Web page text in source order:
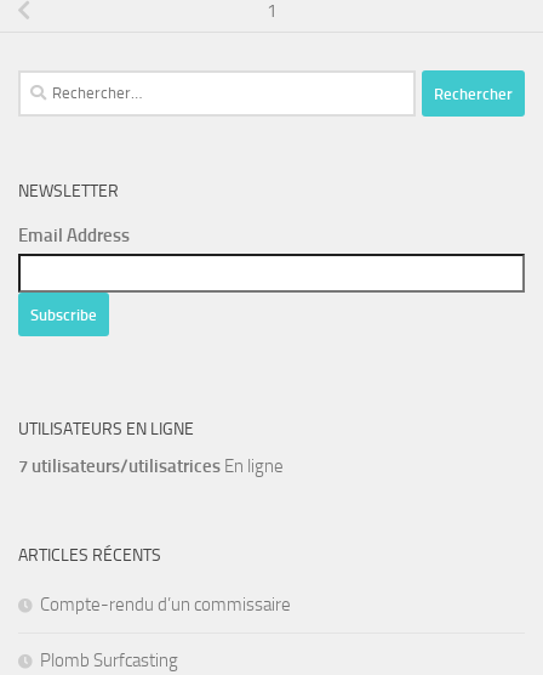
1
Rechercher :
NEWSLETTER
Email Address
UTILISATEURS EN LIGNE
7 utilisateurs/utilisatrices En ligne
ARTICLES RÉCENTS
Compte-rendu d’un commissaire
Plomb Surfcasting